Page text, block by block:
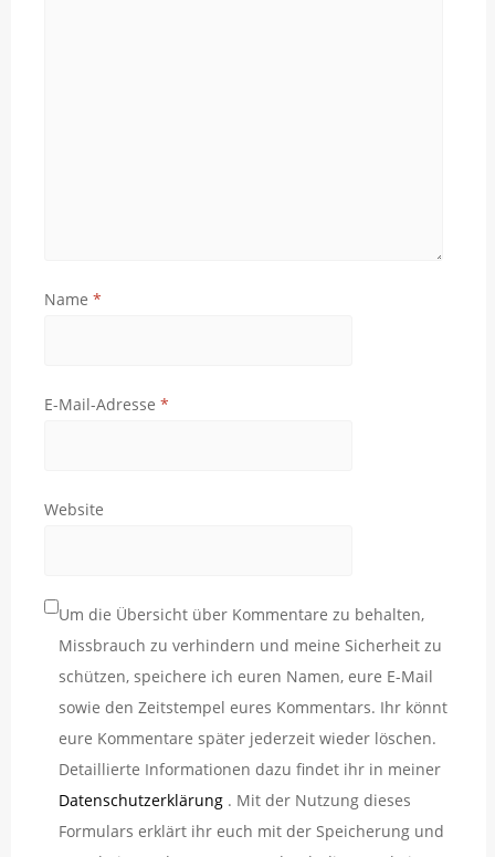
Name *
E-Mail-Adresse *
Website
Um die Übersicht über Kommentare zu behalten,
Missbrauch zu verhindern und meine Sicherheit zu
schützen, speichere ich euren Namen, eure E-Mail
sowie den Zeitstempel eures Kommentars. Ihr könnt
eure Kommentare später jederzeit wieder löschen.
Detaillierte Informationen dazu findet ihr in meiner
Datenschutzerklärung . Mit der Nutzung dieses
Formulars erklärt ihr euch mit der Speicherung und